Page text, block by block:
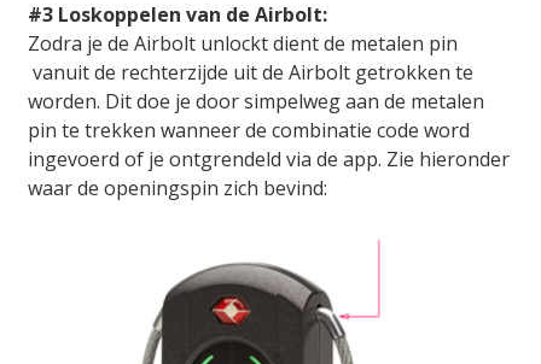
#3 Loskoppelen van de Airbolt:
Zodra je de Airbolt unlockt dient de metalen pin
vanuit de rechterzijde uit de Airbolt getrokken te
worden. Dit doe je door simpelweg aan de metalen
pin te trekken wanneer de combinatie code word
ingevoerd of je ontgrendeld via de app. Zie hieronder
waar de openingspin zich bevind: